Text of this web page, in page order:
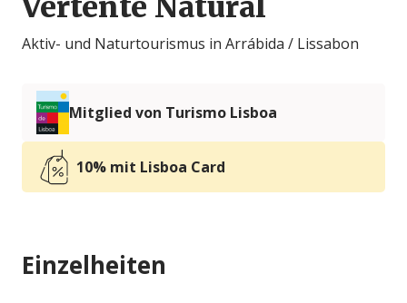
Vertente Natural
Aktiv- und Naturtourismus in Arrábida / Lissabon
Mitglied von Turismo Lisboa
10% mit Lisboa Card
Einzelheiten